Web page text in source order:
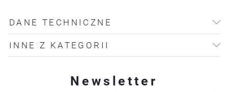
DANE TECHNICZNE
INNE Z KATEGORII
Newsletter